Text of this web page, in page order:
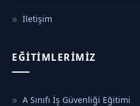
İletişim
EĞITIMLERIMIZ
A Sınıfı İş Güvenliği Eğitimi